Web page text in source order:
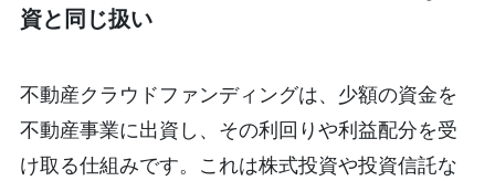
資と同じ扱い
不動産クラウドファンディングは、少額の資金を
不動産事業に出資し、その利回りや利益配分を受
け取る仕組みです。これは株式投資や投資信託な